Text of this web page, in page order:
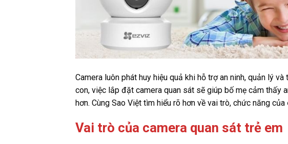
Camera luôn phát huy hiệu quả khi hỗ trợ an ninh, quản lý
con, việc lắp đặt camera quan sát sẽ giúp bố mẹ cảm thấy
hơn. Cùng Sao Việt tìm hiểu rõ hơn về vai trò, chức năng của
Vai trò của camera quan sát trẻ em